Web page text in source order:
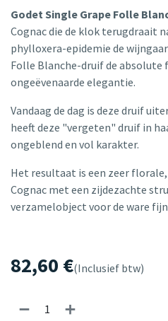
Godet Single Grape Folle
Cognac die de klok terugdraait
phylloxera-epidemie de
Folle Blanche-druif de absolute
ongeëvenaarde elegantie.
Vandaag de dag is deze druif
heeft deze "vergeten" druif in
ongeblend en vol karakter.
Het resultaat is een zeer
Cognac met een zijdezachte
verzamelobject voor de ware
82,60 €(Inclusief btw)